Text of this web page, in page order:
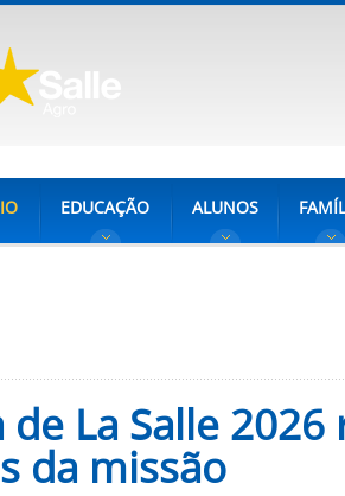
EDUCAÇÃO ALUNOS
de La Salle
da missão